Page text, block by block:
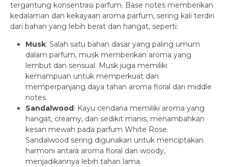
tergantung konsentrasi parfum. Base notes memberikan
kedalaman dan kekayaan aroma parfum, sering kali terdiri
dari bahan yang lebih berat dan hangat, seperti:
Musk: Salah satu bahan dasar yang paling umum
dalam parfum, musk memberikan aroma yang
lembut dan sensual. Musk juga memiliki
kemampuan untuk memperkuat dan
memperpanjang daya tahan aroma floral dari middle
notes.
Sandalwood : Kayu cendana memiliki aroma yang
hangat, creamy, dan sedikit manis, menambahkan
kesan mewah pada parfum White Rose.
Sandalwood sering digunakan untuk menciptakan
harmoni antara aroma floral dan woody,
menjadikannya lebih tahan lama.